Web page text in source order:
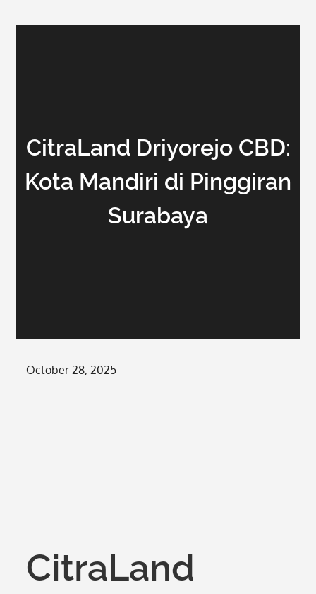
CitraLand Driyorejo CBD:
Kota Mandiri di Pinggiran
Surabaya
Posted
October 28, 2025
CitraLand